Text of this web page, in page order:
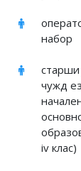
набор
старши
чужд
iv клас)